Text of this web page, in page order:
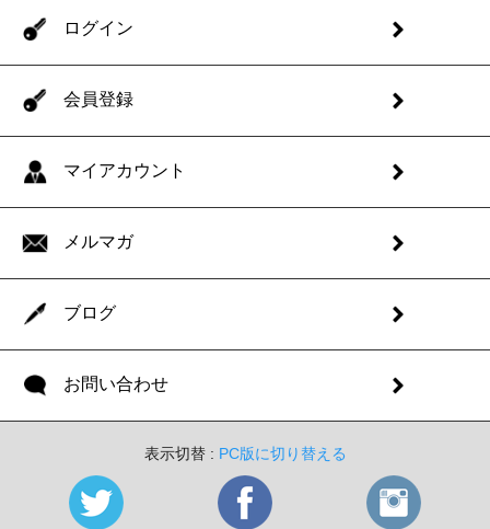
ログイン
会員登録
マイアカウント
メルマガ
ブログ
お問い合わせ
表示切替 : PC版に切り替える